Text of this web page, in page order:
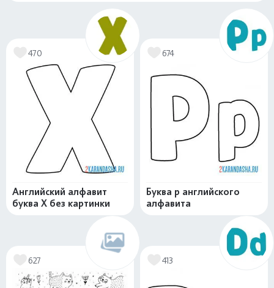
470
Английский алфавит
буква X без картинки
674
Буква p английского
алфавита
627 413